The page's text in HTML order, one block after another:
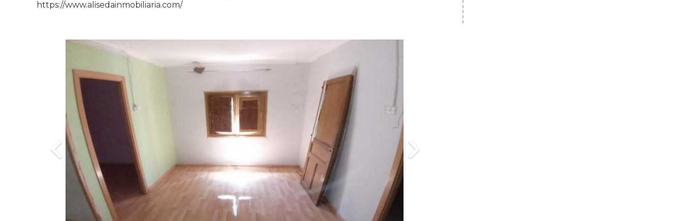
https://www.alisedainmobiliaria.com/